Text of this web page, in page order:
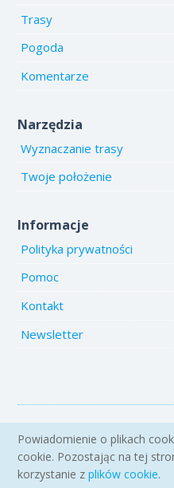
Trasy
Pogoda
Komentarze
Narzędzia
Wyznaczanie trasy
Twoje położenie
Informacje
Polityka prywatności
Pomoc
Kontakt
Newsletter
Copyright 2005-2026
zabronione.
Powiadomienie o plikach
cookie. Pozostając na tej
korzystanie zplików cookie.